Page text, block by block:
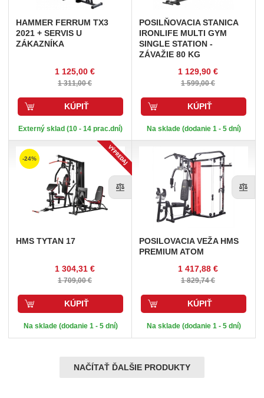
HAMMER FERRUM TX3
2021 + SERVIS U
ZÁKAZNÍKA
1 125,00 €
1 311,00 €
KÚPIŤ
Externý sklad (10 - 14 prac.dní)
POSILŇOVACIASTANICA
IRONLIFE MULTI GYM
SINGLE STATION -
ZÁVAŽIE 80 KG
1 129,90 €
1 599,00 €
KÚPIŤ
Na sklade (dodanie 1 - 5 dní)
-24%
HMS TYTAN 17
1 304,31 €
1 709,00 €
KÚPIŤ
Na sklade (dodanie 1 - 5 dní)
POSILOVACIAVEŽA HMS
PREMIUM ATOM
1 417,88 €
1 829,74 €
KÚPIŤ
Na sklade (dodanie 1 - 5 dní)
NAČÍTAŤ ĎALŠIE PRODUKTY